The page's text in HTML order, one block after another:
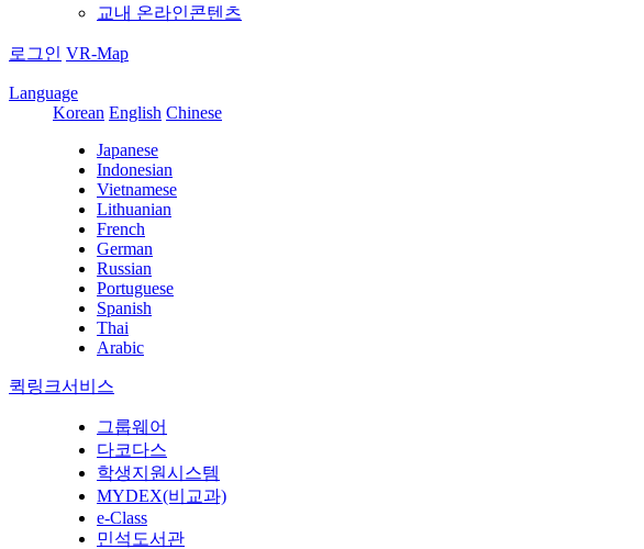
교내 온라인콘텐츠
로그인 VR-Map
Language
Korean English Chinese
Japanese
Indonesian
Vietnamese
Lithuanian
French
German
Russian
Portuguese
Spanish
Thai
Arabic
퀵링크서비스
그룹웨어
다코다스
학생지원시스템
MYDEX(비교과)
e-Class
민석도서관